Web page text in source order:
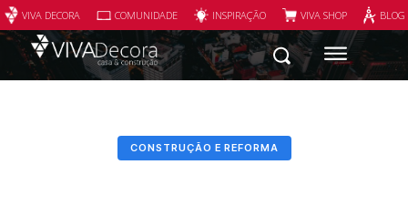
VIVA DECORA COMUNIDADE INSPIRAÇÃO VIVA SHOP
CONSTRUÇÃO E REFORMA